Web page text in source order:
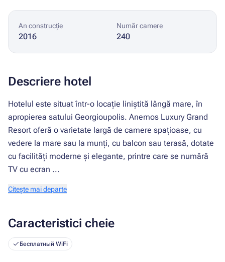
An construcție
2016
Număr camere
240
Descriere hotel
Hotelul este situat într-o locație liniștită lângă mare, în
apropierea satului Georgioupolis. Anemos Luxury Grand
Resort oferă o varietate largă de camere spațioase, cu
vedere la mare sau la munți, cu balcon sau terasă, dotate
cu facilități moderne și elegante, printre care se numără
TV cu ecran ...
Citește mai departe
Caracteristici cheie
Бесплатный WiFi